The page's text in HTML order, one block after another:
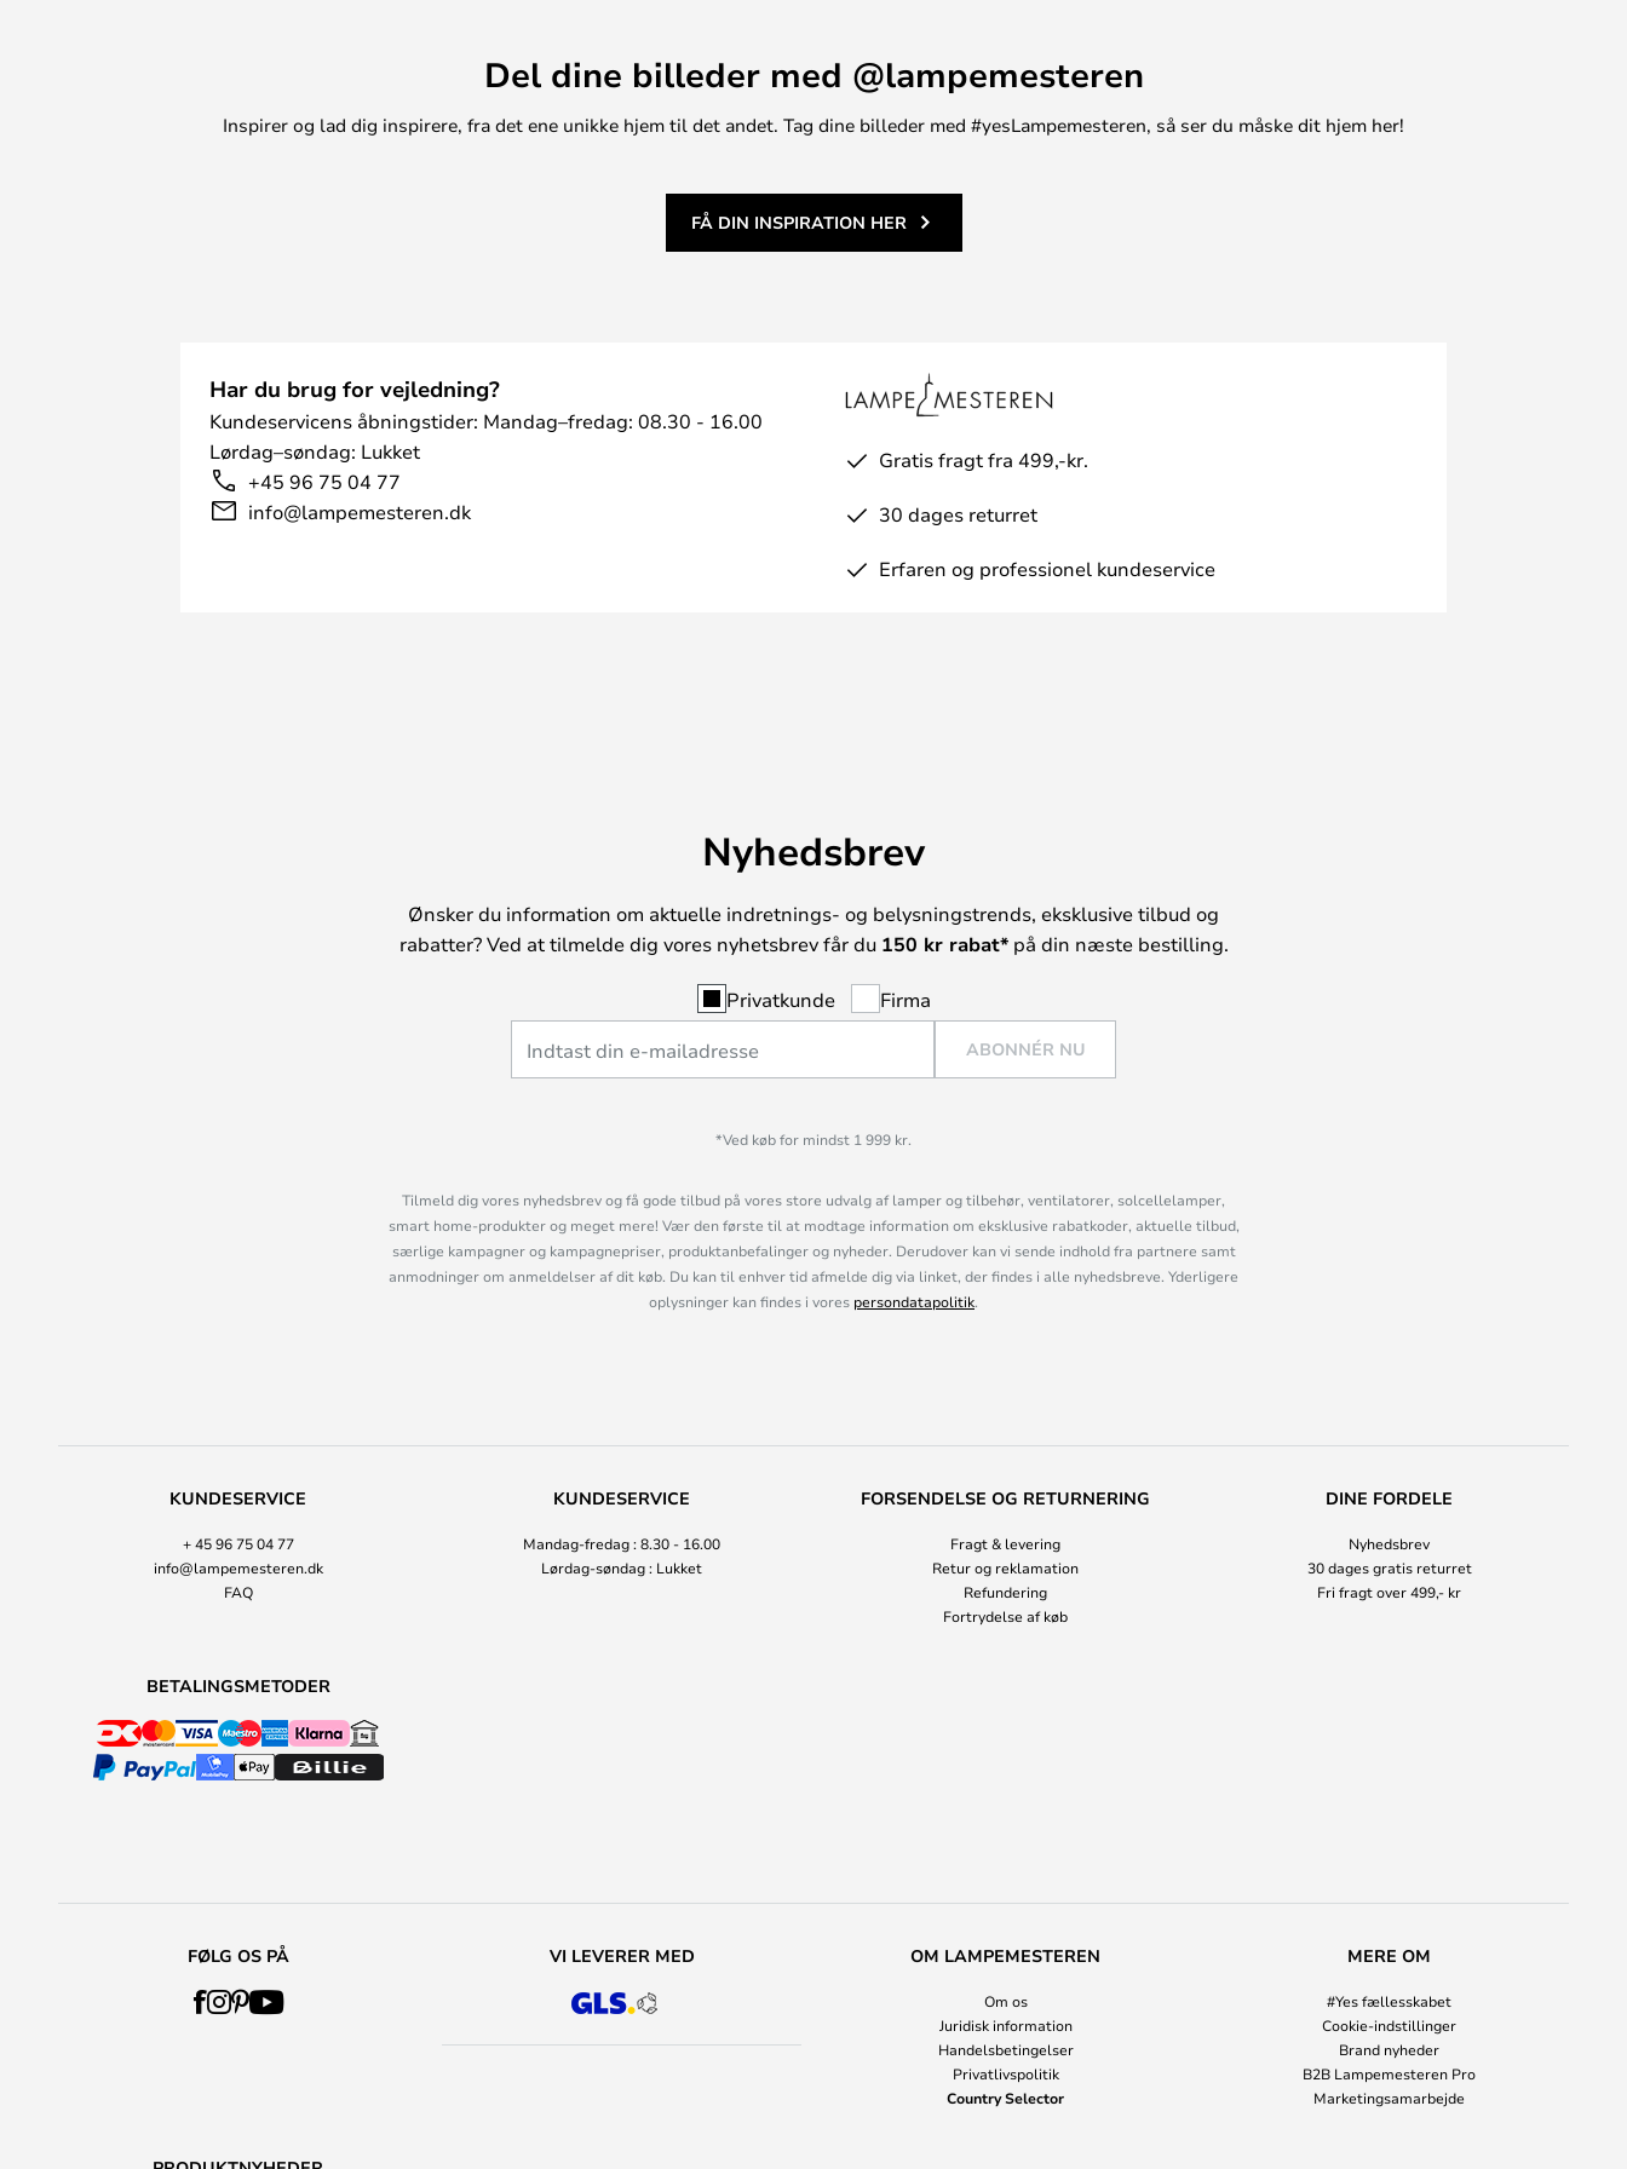
Del dine billeder med @lampemesteren
Inspirer og lad dig inspirere, fra det ene unikke hjem til det andet. Tag dine billeder med #yesLampemesteren, så ser du måske dit hjem her!
FÅ DIN INSPIRATION HER
Har du brug for vejledning?
Kundeservicens åbningstider: Mandag–fredag: 08.30 - 16.00
Lørdag–søndag: Lukket
+45 96 75 04 77
info@lampemesteren.dk
Gratis fragt fra 499,-kr.
30 dages returret
Erfaren og professionel kundeservice
Nyhedsbrev
Ønsker du information om aktuelle indretnings- og belysningstrends, eksklusive tilbud og
rabatter? Ved at tilmelde dig vores nyhetsbrev får du 150 kr rabat*på din næste bestilling.
Privatkunde Firma
ABONNÉR NU
*Ved køb for mindst 1 999 kr.
Tilmeld dig vores nyhedsbrev og få gode tilbud på vores store udvalg af lamper og tilbehør, ventilatorer, solcellelamper,
smart home-produkter og meget mere! Vær den første til at modtage information om eksklusive rabatkoder, aktuelle tilbud,
særlige kampagner og kampagnepriser, produktanbefalinger og nyheder. Derudover kan vi sende indhold fra partnere samt
anmodninger om anmeldelser af dit køb. Du kan til enhver tid afmelde dig via linket, der findes i alle nyhedsbreve. Yderligere
oplysninger kan findes i vores persondatapolitik.
KUNDESERVICE
+ 45 96 75 04 77
info@lampemesteren.dk
FAQ
KUNDESERVICE
Mandag-fredag : 8.30 - 16.00
Lørdag-søndag : Lukket
FORSENDELSE OG RETURNERING
Fragt & levering
Retur og reklamation
Refundering
Fortrydelse af køb
DINE FORDELE
Nyhedsbrev
30 dages gratis returret
Fri fragt over 499,- kr
BETALINGSMETODER
FØLG OS PÅ VI LEVERER MED OM LAMPEMESTEREN
Om os
Juridisk information
Handelsbetingelser
Privatlivspolitik
Country Selector
MERE OM
#Yes fællesskabet
Cookie-indstillinger
Brand nyheder
B2B Lampemesteren Pro
Marketingsamarbejde